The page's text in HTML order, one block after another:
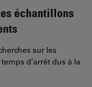
échantillons
sur les
d’arrêt dus à la